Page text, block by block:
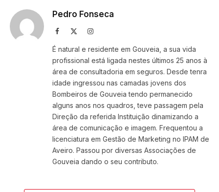
Pedro Fonseca
Facebook Instagram
É natural e residente em Gouveia, a sua vida
profissional está ligada nestes últimos 25 anos à
área de consultadoria em seguros. Desde tenra
idade ingressou nas camadas jovens dos
Bombeiros de Gouveia tendo permanecido
alguns anos nos quadros, teve passagem pela
Direção da referida Instituição dinamizando a
área de comunicação e imagem. Frequentou a
licenciatura em Gestão de Marketing no IPAM de
Aveiro. Passou por diversas Associações de
Gouveia dando o seu contributo.